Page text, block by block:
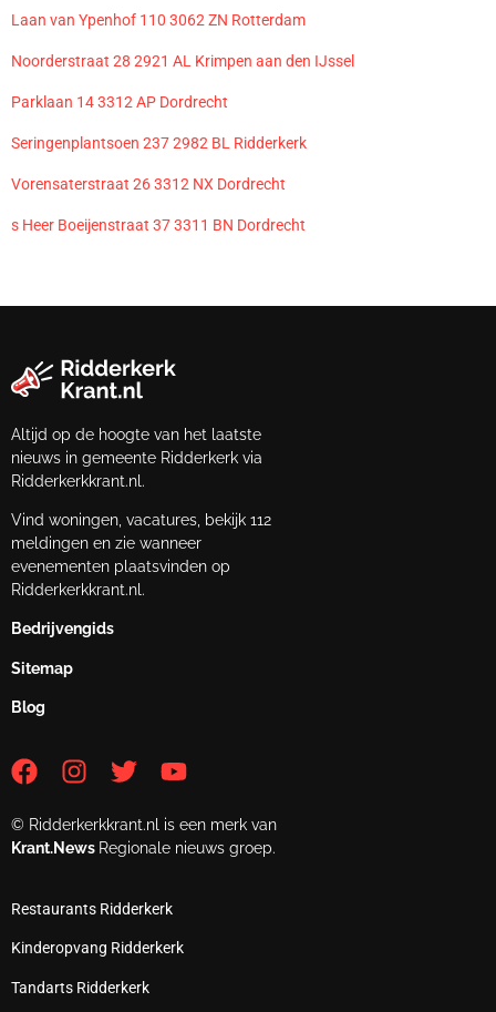
Laan van Ypenhof 110 3062 ZN Rotterdam
Noorderstraat 28 2921 AL Krimpen aan den IJssel
Parklaan 14 3312 AP Dordrecht
Seringenplantsoen 237 2982 BL Ridderkerk
Vorensaterstraat 26 3312 NX Dordrecht
s Heer Boeijenstraat 37 3311 BN Dordrecht
Altijd op de hoogte van het laatste
nieuws in gemeente Ridderkerk via
Ridderkerkkrant.nl.
Vind woningen, vacatures, bekijk 112
meldingen en zie wanneer
evenementen plaatsvinden op
Ridderkerkkrant.nl.
Bedrijvengids
Sitemap
Blog
© Ridderkerkkrant.nl is een merk van
Krant.News Regionale nieuws groep.
Restaurants Ridderkerk
Kinderopvang Ridderkerk
Tandarts Ridderkerk